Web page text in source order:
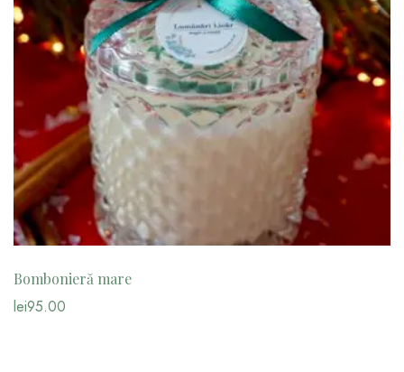
Bombonieră mare
lei95.00